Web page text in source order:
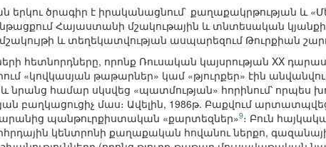
երկու ծրագիր է իրականացնում` քաղաքակրթության և
Հայաստանի մշակութային և տնտեսական կյանքի
և տեղեկատվության ասպարեզում Թուրքիան
հետնորդները, որոնք Ռուսական կայսրության XX
«կովկասյան թաթարներ» կամ «թյուրքեր» էին
և նրանց համար սկսվեց «պատմության» հորինում՝ որպես
բաղկացուցիչ մաս։ Ավելին, 1986թ. Բաքվում
պանթուրքիստական «քարտեզներ»9։ Բուն
կենտրոնի քաղաքական հովանու ներքո,